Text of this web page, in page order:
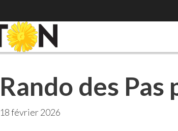
Rando des Pas
18 février 2026